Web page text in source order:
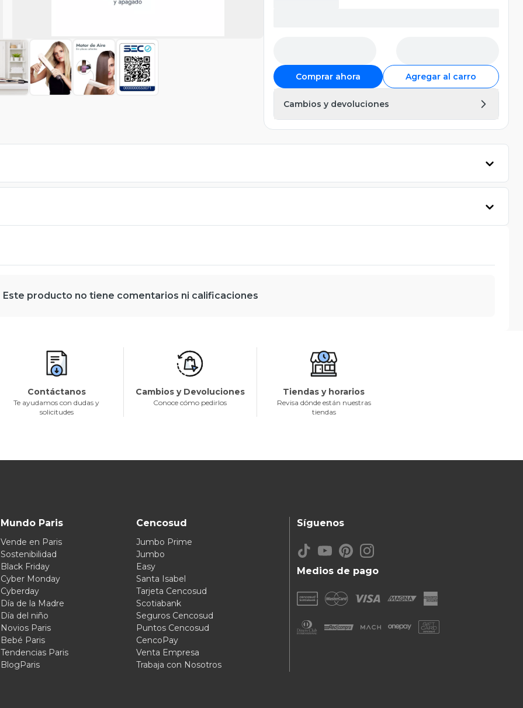
Comprar ahora Agregar al carro
Cambios y devoluciones
Este producto no tiene comentarios ni calificaciones
Contáctanos
Te ayudamos con dudas y
solicitudes
Cambios y Devoluciones
Conoce cómo pedirlos
Tiendas y horarios
Revisa dónde están nuestras
tiendas
Mundo Paris
Vende en Paris
Sostenibilidad
Black Friday
Cyber Monday
Cyberday
Día de la Madre
Día del niño
Novios Paris
Bebé Paris
Tendencias Paris
BlogParis
Cencosud
Jumbo Prime
Jumbo
Easy
Santa Isabel
Tarjeta Cencosud
Scotiabank
Seguros Cencosud
Puntos Cencosud
CencoPay
Venta Empresa
Trabaja con Nosotros
Medios de pago
Síguenos